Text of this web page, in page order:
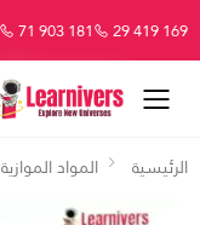
29 419 169
71 903 181
الرئيسية
المواد الموازية